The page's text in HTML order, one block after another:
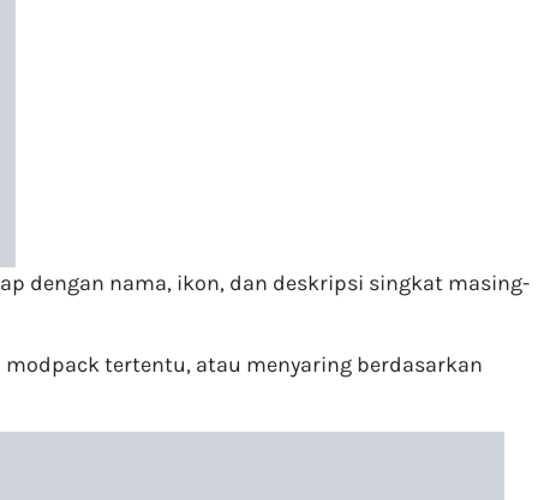
dengan nama, ikon, dan deskripsi singkat masing-
tertentu, atau menyaring berdasarkan